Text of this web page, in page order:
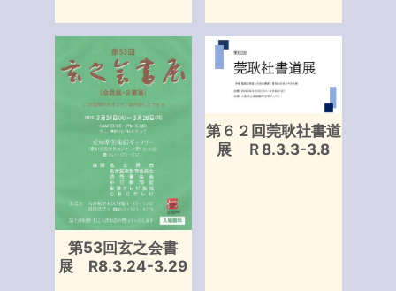
第53回玄之会書
展 R8.3.24-3.29
第６２回莞耿社書道
展 Ｒ8.3.3-3.8